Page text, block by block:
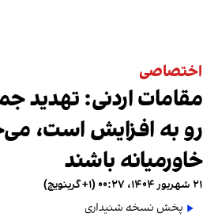
اختصاصی
مقامات اردنی: تهدید
رو به افزایش است،
خاورمیانه باشند
۲۱ شهریور ۱۴۰۴، ۰۰:۲۷ (‎+۱ گرینویچ)
پخش نسخه شنیداری